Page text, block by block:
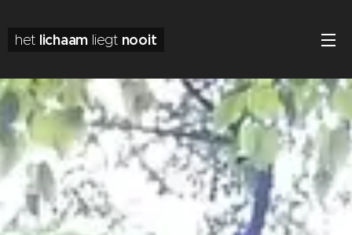
het lichaam liegt nooit